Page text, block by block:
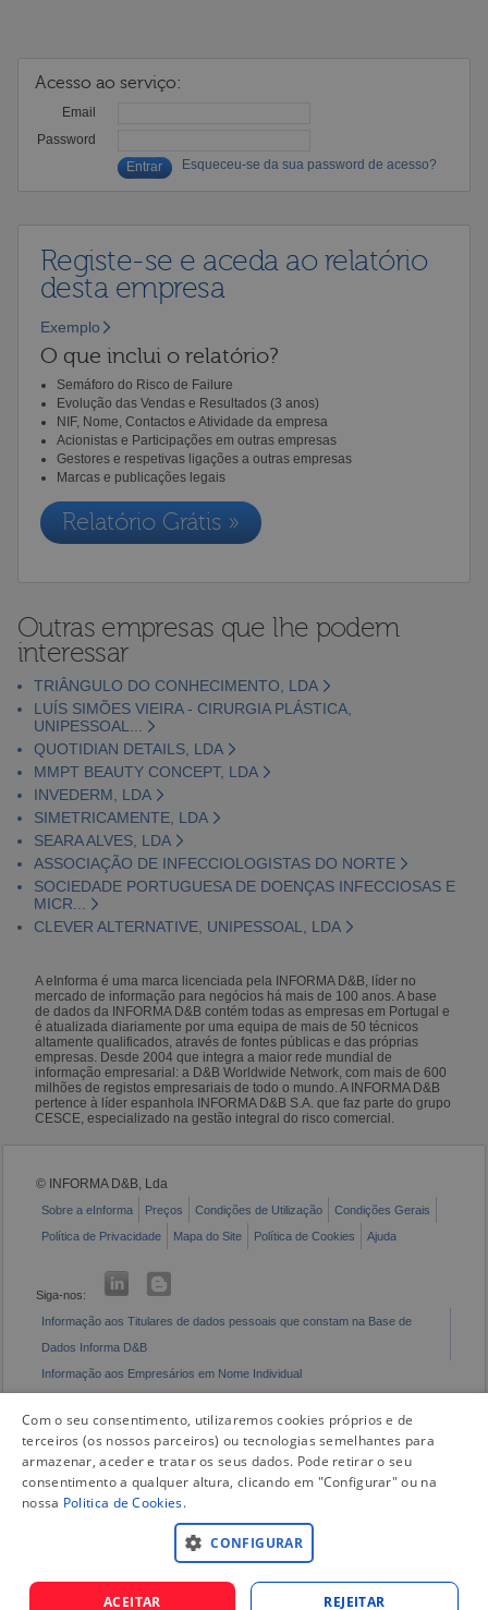
Acesso ao serviço:
Email
Password
Esqueceu-se da sua password de acesso?
Registe-se e aceda ao relatório
desta empresa
Exemplo
O que inclui o relatório?
Semáforo do Risco de Failure
Evolução das Vendas e Resultados (3 anos)
NIF, Nome, Contactos e Atividade da empresa
Acionistas e Participações em outras empresas
Gestores e respetivas ligações a outras empresas
Marcas e publicações legais
Relatório Grátis »
Outras empresas que lhe podem
interessar
TRIÂNGULO DO CONHECIMENTO, LDA
LUÍS SIMÕES VIEIRA - CIRURGIA PLÁSTICA,
UNIPESSOAL...
QUOTIDIAN DETAILS, LDA
MMPT BEAUTY CONCEPT, LDA
INVEDERM, LDA
SIMETRICAMENTE, LDA
SEARA ALVES, LDA
ASSOCIAÇÃO DE INFECCIOLOGISTAS DO NORTE
SOCIEDADE PORTUGUESA DE DOENÇAS INFECCIOSAS E
MICR...
CLEVER ALTERNATIVE, UNIPESSOAL, LDA
A eInforma é uma marca licenciada pela INFORMA D&B, líder no
mercado de informação para negócios há mais de 100 anos. A base
de dados da INFORMA D&B contém todas as empresas em Portugal e
é atualizada diariamente por uma equipa de mais de 50 técnicos
altamente qualificados, através de fontes públicas e das próprias
empresas. Desde 2004 que integra a maior rede mundial de
informação empresarial: a D&B Worldwide Network, com mais de 600
milhões de registos empresariais de todo o mundo. A INFORMA D&B
pertence à líder espanhola INFORMA D&B S.A. que faz parte do grupo
CESCE, especializado na gestão integral do risco comercial.
© INFORMA D&B, Lda
Sobre a eInforma Preços Condições de Utilização
Condições Gerais
Política de Privacidade
Mapa do Site Política de Cookies Ajuda
Siga-nos:
Informação aos Titulares de dados pessoais que constam na Base de
Dados Informa D&B
Informação aos Empresários em Nome Individual
Com o seu consentimento, utilizaremos cookies próprios e de
terceiros (os nossos parceiros) ou tecnologias semelhantes para
armazenar, aceder e tratar os seus dados. Pode retirar o seu
consentimento a qualquer altura, clicando em "Configurar" ou na
nossa Politica de Cookies.
CONFIGURAR
ACEITAR REJEITAR